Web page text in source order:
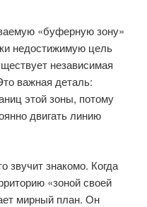
«буферную зону»
недостижимую цель
независимая
важная деталь:
этой зоны, потому
двигать линию
звучит знакомо. Когда
«зоной своей
мирный план. Он